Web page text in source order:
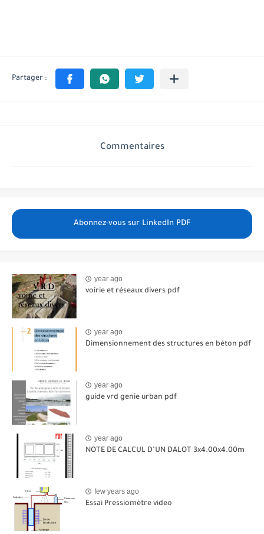
Commentaires
Abonnez-vous sur LinkedIn PDF
year ago
voirie et réseaux divers pdf
year ago
Dimensionnement des structures en béton pdf
year ago
guide vrd genie urban pdf
year ago
NOTE DE CALCUL D’UN DALOT 3x4.00x4.00m
few years ago
Essai Pressiomètre video